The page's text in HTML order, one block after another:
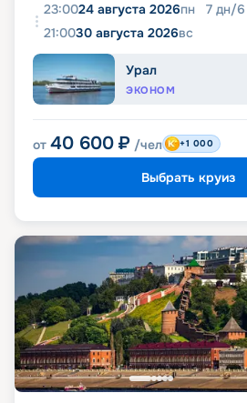
23:0024 августа 2026пн 7 дн/6
21:0030 августа 2026вс
Урал
ЭКОНОМ
от 40 600 ₽ /чел +1 000
Выбрать круиз